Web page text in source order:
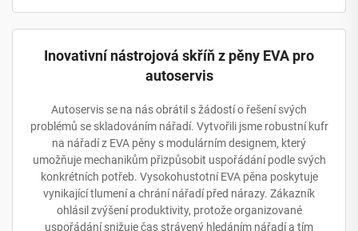
Inovativní nástrojová skříň z pěny EVA pro
autoservis
Autoservis se na nás obrátil s žádostí o řešení svých
problémů se skladováním nářadí. Vytvořili jsme robustní kufr
na nářadí z EVA pěny s modulárním designem, který
umožňuje mechanikům přizpůsobit uspořádání podle svých
konkrétních potřeb. Vysokohustotní EVA pěna poskytuje
vynikající tlumení a chrání nářadí před nárazy. Zákazník
ohlásil zvýšení produktivity, protože organizované
uspořádání snižuje čas strávený hledáním nářadí a tím